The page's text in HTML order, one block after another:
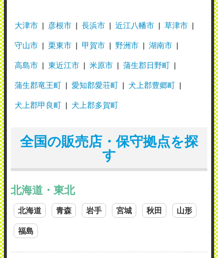
大津市 彦根市 長浜市 近江八幡市 草津市
守山市 栗東市 甲賀市 野洲市 湖南市
高島市 東近江市 米原市 蒲生郡日野町
蒲生郡竜王町 愛知郡愛荘町 犬上郡豊郷町
犬上郡甲良町 犬上郡多賀町
全国の販売店・保守拠点を探
す
北海道・東北
北海道 青森 岩手 宮城 秋田 山形
福島